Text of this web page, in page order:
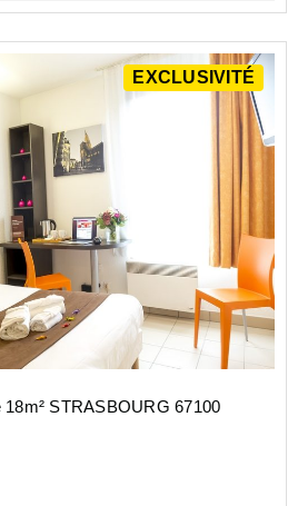
EXCLUSIVITÉ
STRASBOURG 67100